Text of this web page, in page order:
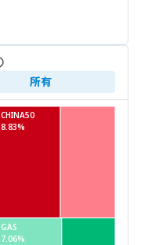
所有
CHINA50
GAS
8.83%
7.06%